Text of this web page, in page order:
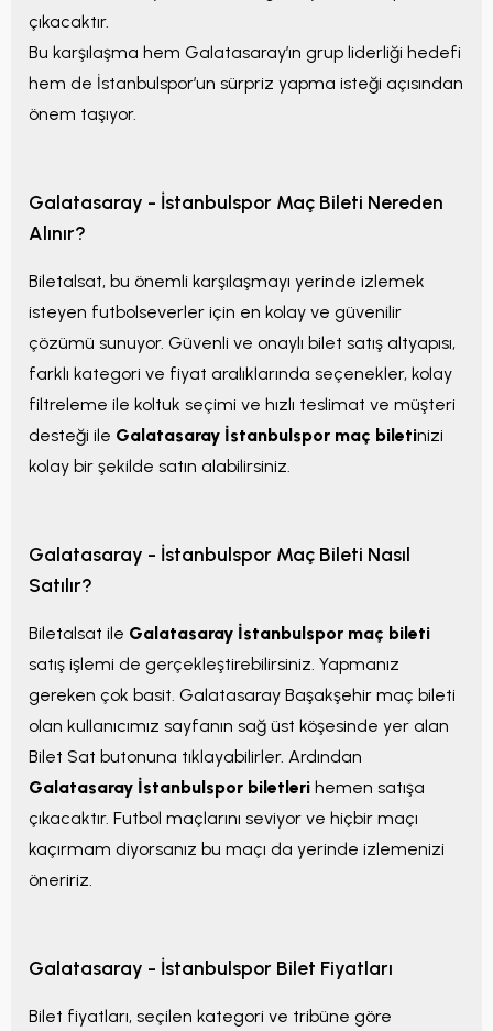
çıkacaktır.
Bu karşılaşma hem Galatasaray’ın grup liderliği hedefi
hem de İstanbulspor’un sürpriz yapma isteği açısından
önem taşıyor.
Galatasaray - İstanbulspor Maç Bileti Nereden
Alınır?
Biletalsat, bu önemli karşılaşmayı yerinde izlemek
isteyen futbolseverler için en kolay ve güvenilir
çözümü sunuyor. Güvenli ve onaylı bilet satış altyapısı,
farklı kategori ve fiyat aralıklarında seçenekler, kolay
filtreleme ile koltuk seçimi ve hızlı teslimat ve müşteri
desteği ile Galatasaray İstanbulspor maç biletinizi
kolay bir şekilde satın alabilirsiniz.
Galatasaray - İstanbulspor Maç Bileti Nasıl
Satılır?
Biletalsat ile Galatasaray İstanbulspor maç bileti
satış işlemi de gerçekleştirebilirsiniz. Yapmanız
gereken çok basit. Galatasaray Başakşehir maç bileti
olan kullanıcımız sayfanın sağ üst köşesinde yer alan
Bilet Sat butonuna tıklayabilirler. Ardından
Galatasaray İstanbulspor biletleri hemen satışa
çıkacaktır. Futbol maçlarını seviyor ve hiçbir maçı
kaçırmam diyorsanız bu maçı da yerinde izlemenizi
öneririz.
Galatasaray - İstanbulspor Bilet Fiyatları
Bilet fiyatları, seçilen kategori ve tribüne göre